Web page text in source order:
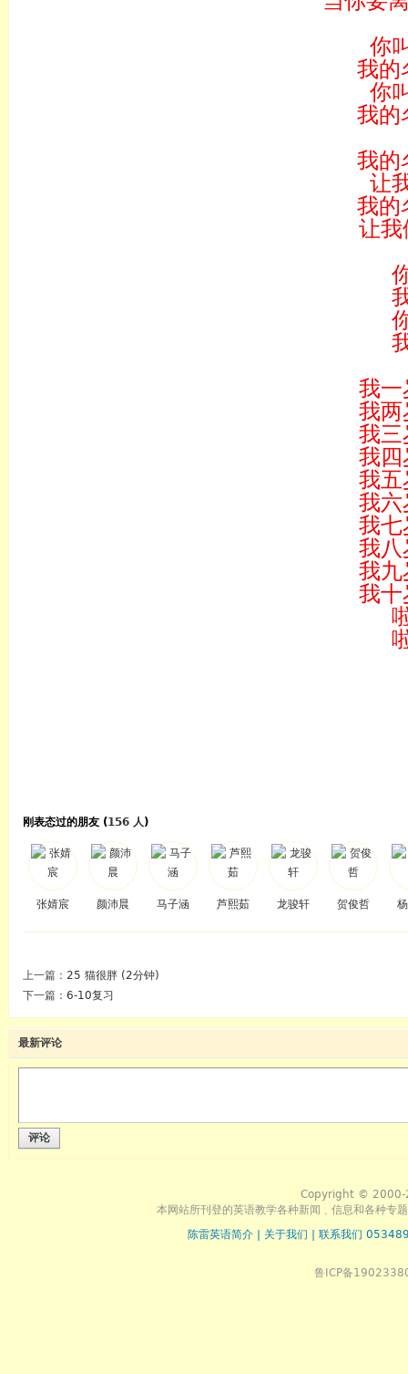
你
我的
你
我的
我的
让
我的
让我
我一
我两
我三
我四
我五
我六
我七
我八
我九
我十
刚表态过的朋友 (156 人)
张婧宸 颜沛晨 马子涵 芦熙茹 龙骏轩 贺俊哲
上一篇： 25 猫很胖 (2分钟)
下一篇： 6-10复习
最新评论
评论
Copyright © 2000-
本网站所刊登的英语教学各种新闻﹑信息和各种专
陈雷英语简介
关于我们 联系我们
鲁ICP备